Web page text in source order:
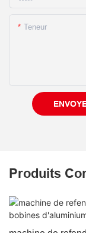
Teneur
Produits